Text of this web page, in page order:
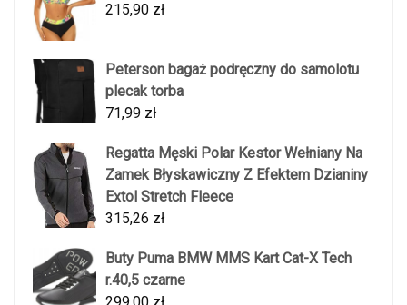
215,90 zł
Peterson bagaż podręczny do samolotu
plecak torba
71,99 zł
Regatta Męski Polar Kestor Wełniany Na
Zamek Błyskawiczny Z Efektem Dzianiny
Extol Stretch Fleece
315,26 zł
Buty Puma BMW MMS Kart Cat-X Tech
r.40,5 czarne